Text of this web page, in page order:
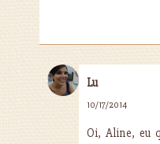
Lu
10/17/2014
Oi, Aline, eu